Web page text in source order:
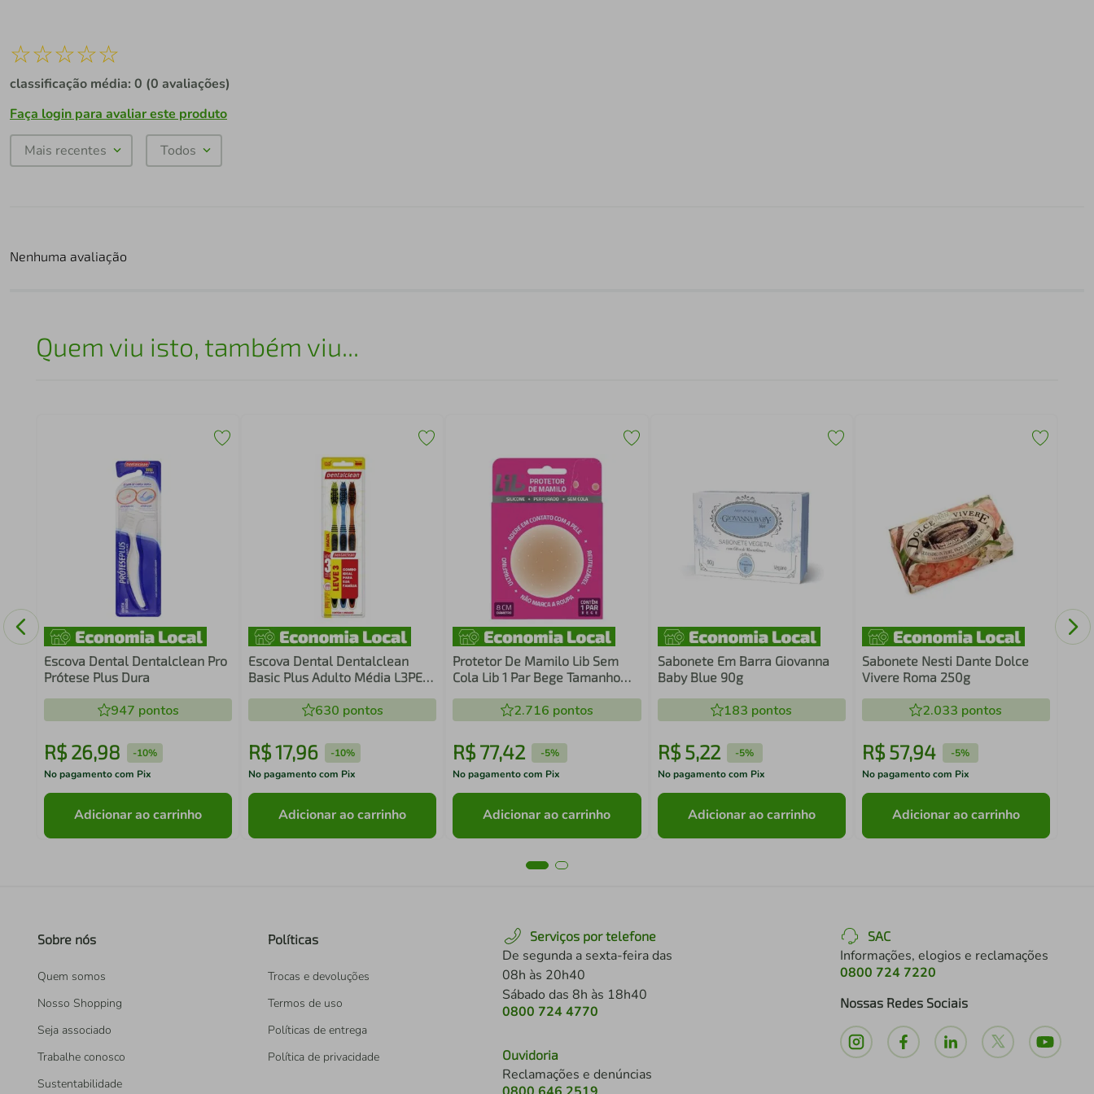
☆☆☆☆☆
classificação média: 0 (0 avaliações)
Faça login para avaliar este produto
Mais recentes Todos
Nenhuma avaliação
Quem viu isto, também viu...
Escova Dental Dentalclean Pro
Prótese Plus Dura
947 pontos
R$ 26,98 -10%
No pagamento com Pix
Adicionar ao carrinho
Escova Dental Dentalclean
Basic Plus Adulto Média L3PE
630 pontos
R$17,96 -10%
No pagamento com Pix
Adicionar ao carrinho
Protetor De Mamilo Lib Sem
Cola Lib 1 Par Bege Tamanho
2.716 pontos
R$77,42 -5%
No pagamento com Pix
Adicionar ao carrinho
Sabonete Em Barra Giovanna
Baby Blue 90g
183 pontos
R$ 5,22 -5%
No pagamento com Pix
Adicionar ao carrinho
Sabonete Nesti Dante Dolce
Vivere Roma 250g
2.033 pontos
R$ 57,94 -5%
No pagamento com Pix
Adicionar ao carrinho
Sobre nós
Quem somos
Nosso Shopping
Seja associado
Trabalhe conosco
Sustentabilidade
Políticas
Trocas e devoluções
Termos de uso
Políticas de entrega
Política de privacidade
Serviços por telefone
De segunda a sexta-feira das
08h às 20h40
Sábado das 8h às 18h40
0800 724 4770
Ouvidoria
Reclamações e denúncias
SAC
Informações, elogios e reclamações
0800 724 7220
Nossas Redes Sociais